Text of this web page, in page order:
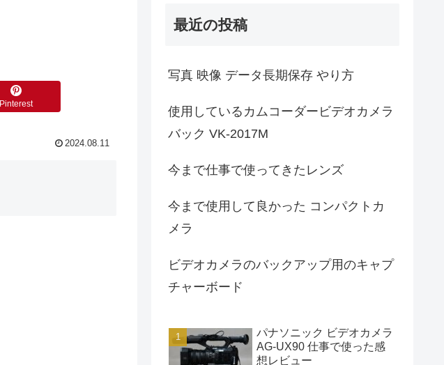
Pinterest
2024.08.11
最近の投稿
写真 映像 データ長期保存 やり方
使用しているカムコーダービデオカメラ
バック VK-2017M
今まで仕事で使ってきたレンズ
今まで使用して良かった コンパクトカ
メラ
ビデオカメラのバックアップ用のキャプ
チャーボード
パナソニック ビデオカメラ
AG-UX90 仕事で使った感
想レビュー